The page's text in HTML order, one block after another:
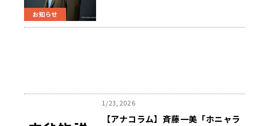
お知らせ
1/23, 2026
【アナコラム】斉藤一美「ホニャラ